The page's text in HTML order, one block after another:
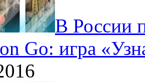
В России
Go: игра